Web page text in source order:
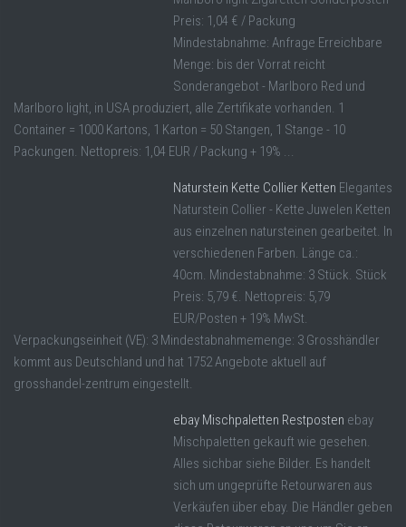
Preis: 1,04 € / Packung
Mindestabnahme: Anfrage Erreichbare
Menge: bis der Vorrat reicht
Sonderangebot - Marlboro Red und
Marlboro light, in USA produziert, alle Zertifikate vorhanden. 1
Container = 1000 Kartons, 1 Karton = 50 Stangen, 1 Stange - 10
Packungen. Nettopreis: 1,04 EUR / Packung + 19% ...
Naturstein Kette Collier Ketten Elegantes
Naturstein Collier - Kette Juwelen Ketten
aus einzelnen natursteinen gearbeitet. In
verschiedenen Farben. Länge ca.:
40cm. Mindestabnahme: 3 Stück. Stück
Preis: 5,79 €. Nettopreis: 5,79
EUR/Posten + 19% MwSt.
Verpackungseinheit (VE): 3 Mindestabnahmemenge: 3 Grosshändler
kommt aus Deutschland und hat 1752 Angebote aktuell auf
grosshandel-zentrum eingestellt.
ebay Mischpaletten Restposten ebay
Mischpaletten gekauft wie gesehen.
Alles sichbar siehe Bilder. Es handelt
sich um ungeprüfte Retourwaren aus
Verkäufen über ebay. Die Händler geben